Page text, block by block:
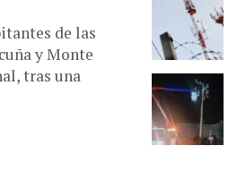
de las
y Monte
tras una